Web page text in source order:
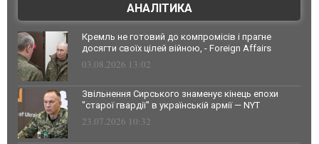
АНАЛІТИКА
Кремль не готовий до компромісів і прагне
досягти своїх цілей війною, - Foreign Affairs
03.08.2026 13:02
Звільнення Сирського знаменує кінець епохи
"старої гвардії" в українській армії — NYT
23.07.2026 10:32